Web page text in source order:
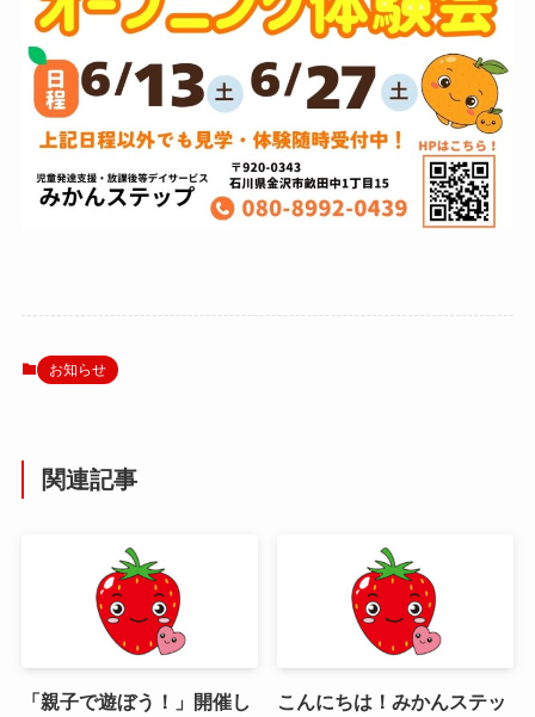
お知らせ
関連記事
「親子で遊ぼう！」開催し
こんにちは！みかんステッ